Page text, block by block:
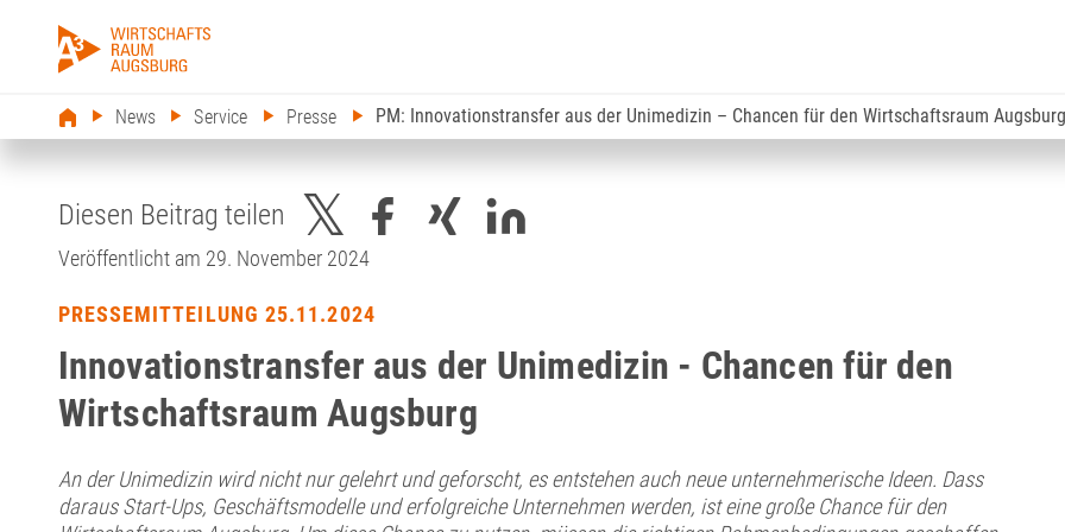
News Service Presse PM: Innovationstransfer aus der Unimedizin – Chancen für den Wirtschaftsraum Augsburg
Diesen Beitrag teilen
Veröffentlicht am 29. November 2024
PRESSEMITTEILUNG 25.11.2024
Innovationstransfer aus der Unimedizin - Chancen für den
Wirtschaftsraum Augsburg
An der Unimedizin wird nicht nur gelehrt und geforscht, es entstehen auch neue unternehmerische Ideen. Dass
daraus Start-Ups, Geschäftsmodelle und erfolgreiche Unternehmen werden, ist eine große Chance für den